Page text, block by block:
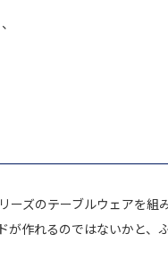
ーズのテーブルウェアを組
が作れるのではないかと、